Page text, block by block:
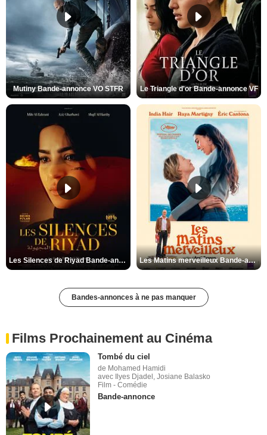
Mutiny Bande-annonce VO STFR Le Triangle d'or Bande-annonce VF
Les Silences de Riyad Bande-annonce VO STFR Les Matins merveilleux Bande-annonce VF
Bandes-annonces à ne pas manquer
Films Prochainement au Cinéma
Tombé du ciel
de Mohamed Hamidi
avec Ilyes Djadel, Josiane Balasko
Film - Comédie
Bande-annonce